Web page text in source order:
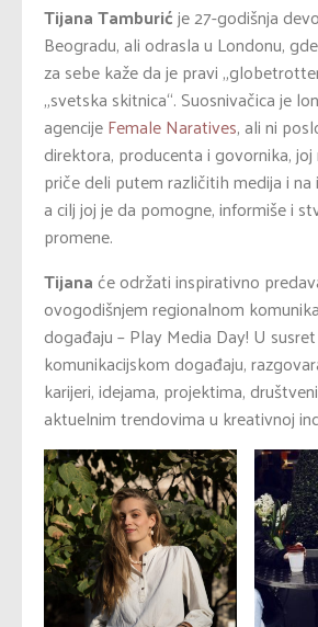
Tijana Tamburićje 27-godišnja
Beogradu, ali odrasla u Londonu,
za sebe kaže da je pravi
„svetska skitnica“. Suosnivačica je
agencijeFemale Naratives, ali ni
direktora, producenta i govornika, joj
priče deli putem različitih medija i na
a cilj joj je da pomogne, informiše i
promene.
Tijana će održati inspirativno
ovogodišnjem regionalnom
događaju – Play Media Day! U
komunikacijskom događaju,
karijeri, idejama, projektima,
aktuelnim trendovima u kreativnoj